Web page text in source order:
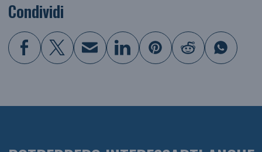
Condividi